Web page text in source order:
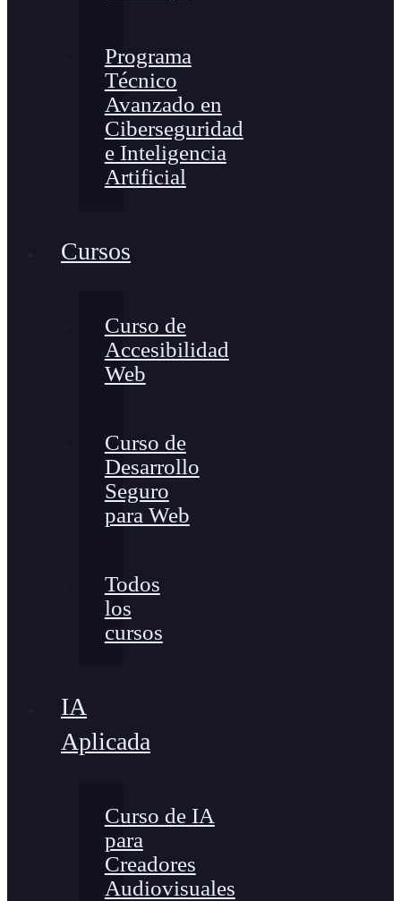
Programa
Técnico
Avanzado en
Ciberseguridad
e Inteligencia
Artificial
Cursos
Curso de
Accesibilidad
Web
Curso de
Desarrollo
Seguro
para Web
Todos
los
cursos
IA
Aplicada
Curso de IA
para
Creadores
Audiovisuales